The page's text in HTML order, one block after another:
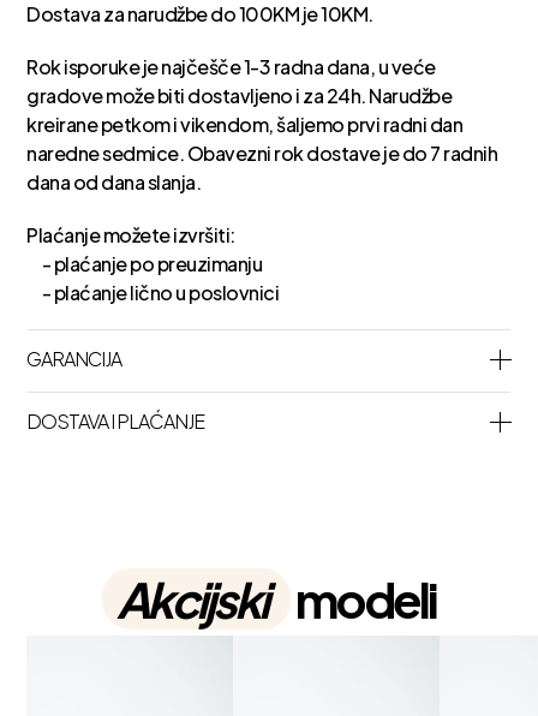
Dostava za narudžbe do 100KM je 10KM.
Rok isporuke je najčešče 1-3 radna dana, u veće
gradove može biti dostavljeno i za 24h. Narudžbe
kreirane petkom i vikendom, šaljemo prvi radni dan
naredne sedmice. Obavezni rok dostave je do 7 radnih
dana od dana slanja.
Plaćanje možete izvršiti:
- plaćanje po preuzimanju
- plaćanje lično u poslovnici
GARANCIJA
DOSTAVA I PLAĆANJE
Akcijski modeli